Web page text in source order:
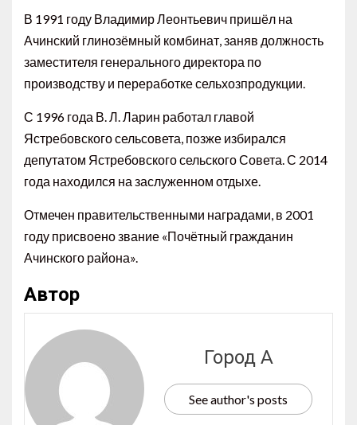
В 1991 году Владимир Леонтьевич пришёл на
Ачинский глинозёмный комбинат, заняв должность
заместителя генерального директора по
производству и переработке сельхозпродукции.
С 1996 года В. Л. Ларин работал главой
Ястребовского сельсовета, позже избирался
депутатом Ястребовского сельского Совета. С 2014
года находился на заслуженном отдыхе.
Отмечен правительственными наградами, в 2001
году присвоено звание «Почётный гражданин
Ачинского района».
Автор
Город А
See author's posts